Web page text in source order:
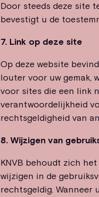
Door steeds deze site
bevestigt u de
7. Link op deze site
Op deze website
louter voor uw gemak,
voor sites die een link
verantwoordelijkheid
rechtsgeldigheid van
8. Wijzigen van
KNVB behoudt zich
wijzigen in de
rechtsgeldig. Wanneer